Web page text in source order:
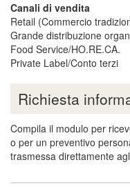
Canali di vendita
Retail (Commercio
Grande distribuzione
Food Service/HO.RE.CA.
Private Label/Conto terzi
Richiesta
Compila il modulo per
o per un preventivo
trasmessa direttamente